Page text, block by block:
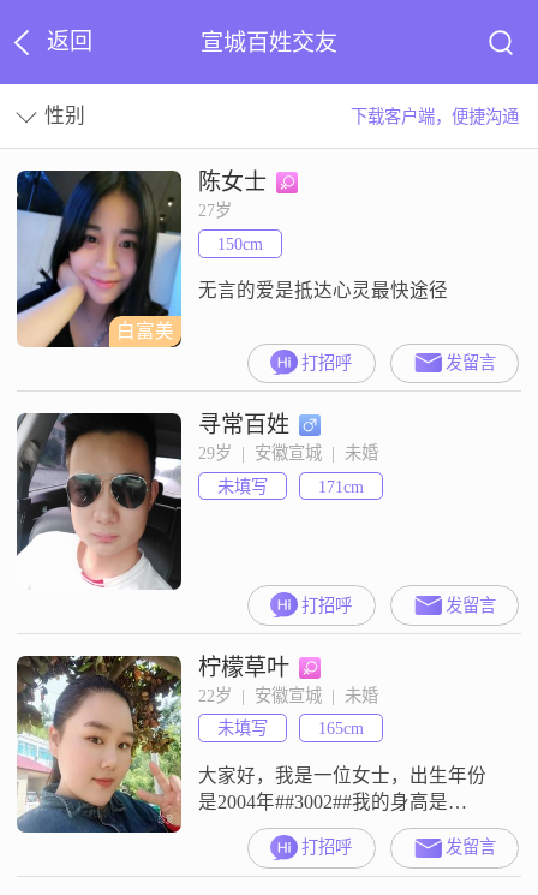
返回 宣城百姓交友
性别 下载客户端，便捷沟通
白富美
陈女士
27岁
150cm
无言的爱是抵达心灵最快途径
打招呼 发留言
寻常百姓
29岁  |  安徽宣城  |  未婚
未填写
171cm
打招呼 发留言
柠檬草叶
22岁  |  安徽宣城  |  未婚
未填写
165cm
大家好，我是一位女士，出生年份
是2004年##3002##我的身高是
165cm##3002##我现在的工作地在宣
城##3002##我的学历是中专
##3002##我是一个随和易相处的
打招呼 发留言